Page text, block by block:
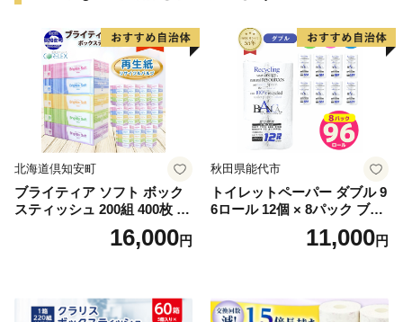
北海道倶知安町
ブライティア ソフト ボック
スティッシュ 200組 400枚 60
箱 日本製 まとめ買い ティッ
シュ リサイクル 長持 防災 常
倶知安町 日用品
16,000円
秋田県能代市
トイレットペーパー ダブル 9
6ロール 12個 × 8パック ブラ
ンカ 再生紙 100％ 芯あり 日
用品 消耗品 無香料 生活用品
11,000円